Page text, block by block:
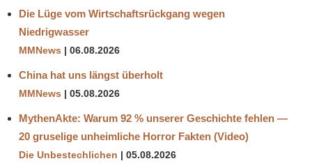
Die Lüge vom Wirtschaftsrückgang wegen
Niedrigwasser
MMNews 06.08.2026
China hat uns längst überholt
MMNews 05.08.2026
MythenAkte: Warum 92 % unserer Geschichte fehlen —
20 gruselige unheimliche Horror Fakten (Video)
Die Unbestechlichen 05.08.2026